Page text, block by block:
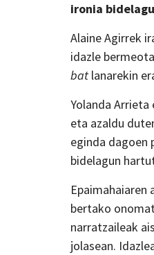
ironia
Alaine Agirrek
idazle
bat lanarekin
Yolanda
eta azaldu
eginda dagoen
bidelagun
Epaimahaiaren
bertako
narratzaileak
jolasean.